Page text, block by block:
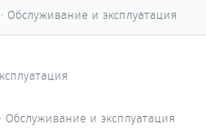
Обслуживание и эксплуатация
Обслуживание и эксплуатация